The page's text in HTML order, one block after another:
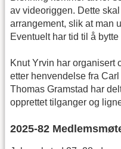
av videoriggen. Dette
arrangement, slik at man
Eventuelt har tid til å
Knut Yrvin har
etter henvendelse fra
Thomas Gramstad har
opprettet tilganger og
2025-82